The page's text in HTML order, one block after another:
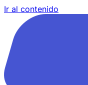
Ir al contenido